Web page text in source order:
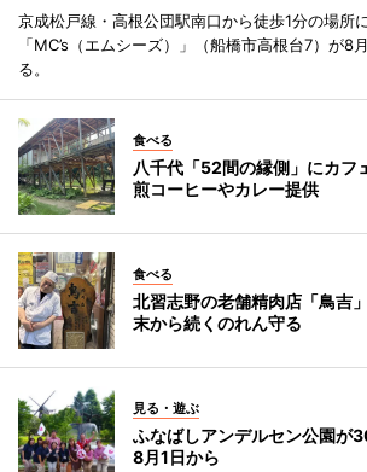
京成松戸線・高根公団駅南口から徒歩1分の場所
「MC’s（エムシーズ）」（船橋市高根台7）が8
る。
食べる
八千代「52間の縁側」にカ
煎コーヒーやカレー提供
食べる
北習志野の老舗精肉店「鳥
末から続くのれん守る
見る・遊ぶ
ふなばしアンデルセン公園が
8月1日から